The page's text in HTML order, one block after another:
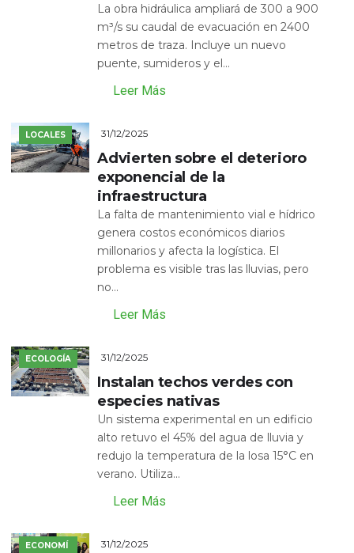
La obra hidráulica ampliará de 300 a 900
m³/s su caudal de evacuación en 2400
metros de traza. Incluye un nuevo
puente, sumideros y el...
Leer Más
LOCALES 31/12/2025
Advierten sobre el deterioro
exponencial de la
infraestructura
La falta de mantenimiento vial e hídrico
genera costos económicos diarios
millonarios y afecta la logística. El
problema es visible tras las lluvias, pero
no...
Leer Más
ECOLOGÍA 31/12/2025
Instalan techos verdes con
especies nativas
Un sistema experimental en un edificio
alto retuvo el 45% del agua de lluvia y
redujo la temperatura de la losa 15°C en
verano. Utiliza...
Leer Más
ECONOMÍ
31/12/2025